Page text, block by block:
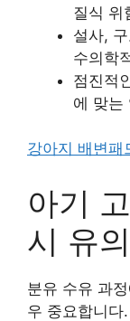
질식 위
설사,
수의학
점진적
에 맞는
강아지 배변패
아기
시 유
분유 수유 과
우 중요합니다